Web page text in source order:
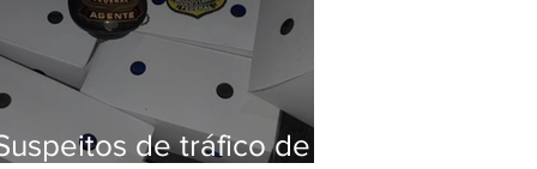
de tráfico de